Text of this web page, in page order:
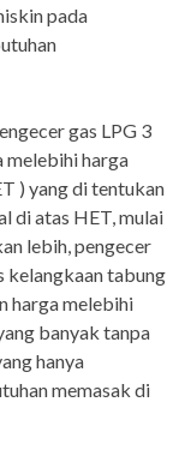
pada
gas LPG 3
melebihi harga
) yang di tentukan
di atas HET, mulai
lebih, pengecer
kelangkaan tabung
harga melebihi
banyak tanpa
hanya
memasak di